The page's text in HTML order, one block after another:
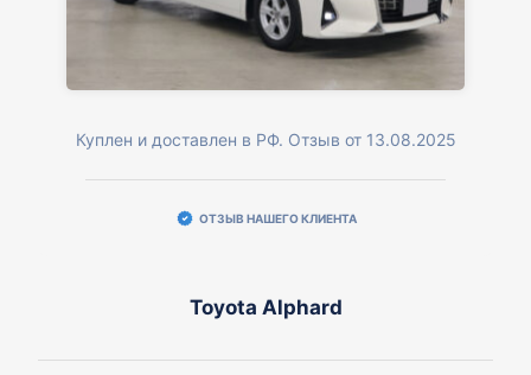
Куплен и доставлен в РФ. Отзыв от 13.08.2025
ОТЗЫВ НАШЕГО КЛИЕНТА
Toyota Alphard